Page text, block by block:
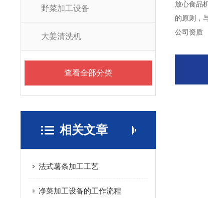
野菜加工设备
大姜清洗机
查看全部分类
相关文章
法式薯条加工工艺
净菜加工设备的工作流程
放心食品
的原则，
公司资质